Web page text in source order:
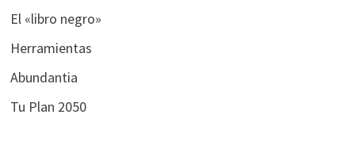
El «libro negro»
Herramientas
Abundantia
Tu Plan 2050